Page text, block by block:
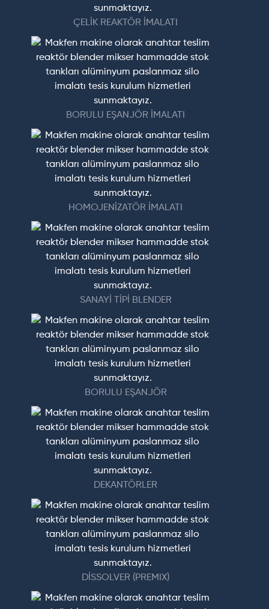
ÇELİK REAKTÖR İMALATI
BORULU EŞANJÖR İMALATI
HOMOJENİZATÖR İMALATI
SANAYİ TİPİ BLENDER
BORULU EŞANJÖR
DEKANTÖRLER
DİSSOLVER (PREMIX)